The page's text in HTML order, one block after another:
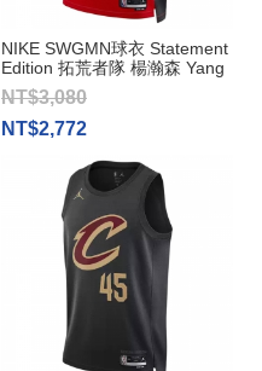
NIKE SWGMN球衣 Statement
Edition 拓荒者隊 楊瀚森 Yang
Hansen
NT$3,080
NT$2,772